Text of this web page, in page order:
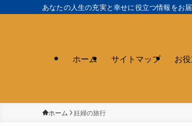
あなたの人生の充実と幸せに役立つ情報をお
ホーム サイトマップ お
ホーム 妊婦の旅行